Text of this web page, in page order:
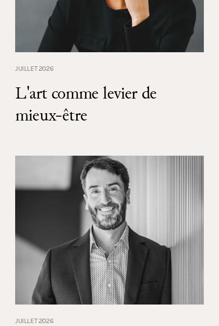
JUILLET 2026
L'art comme levier de
mieux-être
JUILLET 2026